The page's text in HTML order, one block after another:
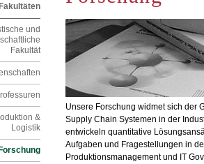
Fakultäten
und
Fakultät
&
Logistik
Forschung
Unsere Forschung widmet sich der
Supply Chain Systemen in der
entwickeln quantitative
Aufgaben und Fragestellungen in
Produktionsmanagement und IT